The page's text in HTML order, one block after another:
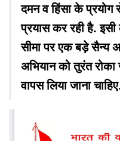
दमन व हिंसा के
प्रयास कर रही है. इसी
सीमा पर एक बड़े सैन्य
अभियान को तुरंत रोका
वापस लिया जाना